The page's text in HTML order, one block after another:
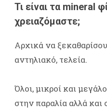
Τι είναι τα mineral
χρειαζόμαστε;
Αρχικά να
αντηλιακό, τελεία.
Όλοι, μικροί και
στην παραλία αλλά